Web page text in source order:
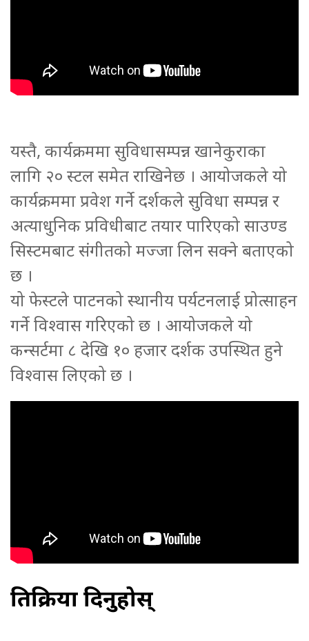
यस्तै, कार्यक्रममा सुविधासम्पन्न खानेकुराका
लागि २० स्टल समेत राखिनेछ । आयोजकले यो
कार्यक्रममा प्रवेश गर्ने दर्शकले सुविधा सम्पन्न र
अत्याधुनिक प्रविधीबाट तयार पारिएको साउण्ड
सिस्टमबाट संगीतको मज्जा लिन सक्ने बताएको
छ ।
यो फेस्टले पाटनको स्थानीय पर्यटनलाई प्रोत्साहन
गर्ने विश्वास गरिएको छ । आयोजकले यो
कन्सर्टमा ८ देखि १० हजार दर्शक उपस्थित हुने
विश्वास लिएको छ ।
प्रतिक्रिया दिनुहोस्